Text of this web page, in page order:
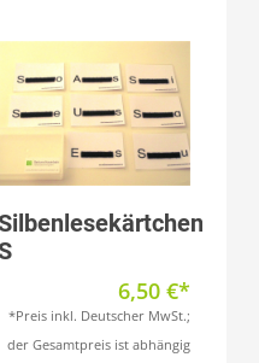
Produkt anzeigen
6,50 €
*Preis inkl. Deutscher MwSt.;
der Gesamtpreis ist abhängig